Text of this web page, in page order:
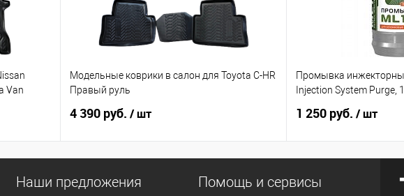
Van
Модельные коврики в салон для Toyota C-HR
Правый руль
4 390 руб. / шт
Промывка
Injection System Purge,
1 250 руб. / шт
Наши предложения Помощь и сервисы